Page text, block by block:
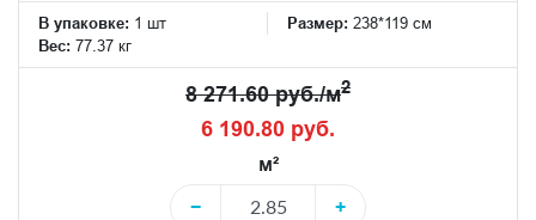
В упаковке: 1 шт Размер: 238*119 см
Вес: 77.37 кг
8 271.60 руб./м2
6 190.80 руб.
м²
−
+